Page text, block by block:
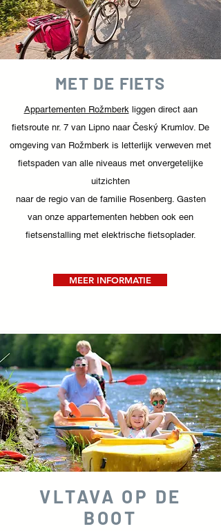
MET DE FIETS
Appartementen Rožmberkliggen direct aan
fietsroute nr. 7 van Lipno naar Český Krumlov. De
omgeving van Rožmberk is letterlijk verweven met
fietspaden van alle niveaus met onvergetelijke
uitzichten
naar de regio van de familie Rosenberg. Gasten
van onze appartementen hebben ook een
fietsenstalling met elektrische fietsoplader.
MEER INFORMATIE
VLTAVA OP DE
BOOT